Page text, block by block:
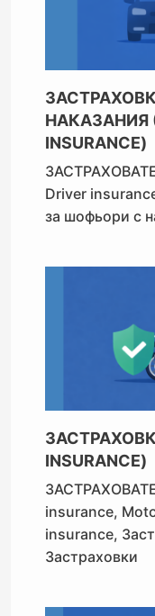
НАКАЗАНИЯ
INSURANCE)
Driver
за шофьори с
INSURANCE)
insurance,
insurance,
Застраховки